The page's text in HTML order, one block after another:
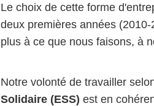
Le choix de cette forme
deux premières années
plus à ce que nous faisons, à
Notre volonté de travailler
Solidaire (ESS) est en